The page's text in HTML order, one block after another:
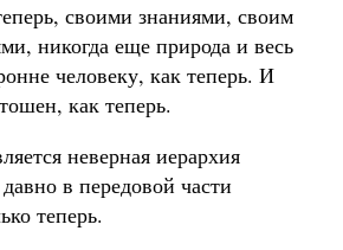
своими знаниями, своим
никогда еще природа и весь
человеку, как теперь. И
как теперь.
неверная иерархия
в передовой части
теперь.